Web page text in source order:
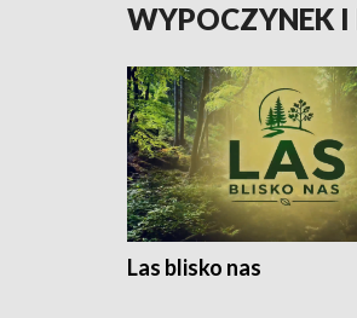
WYPOCZYNEK I
Las blisko nas